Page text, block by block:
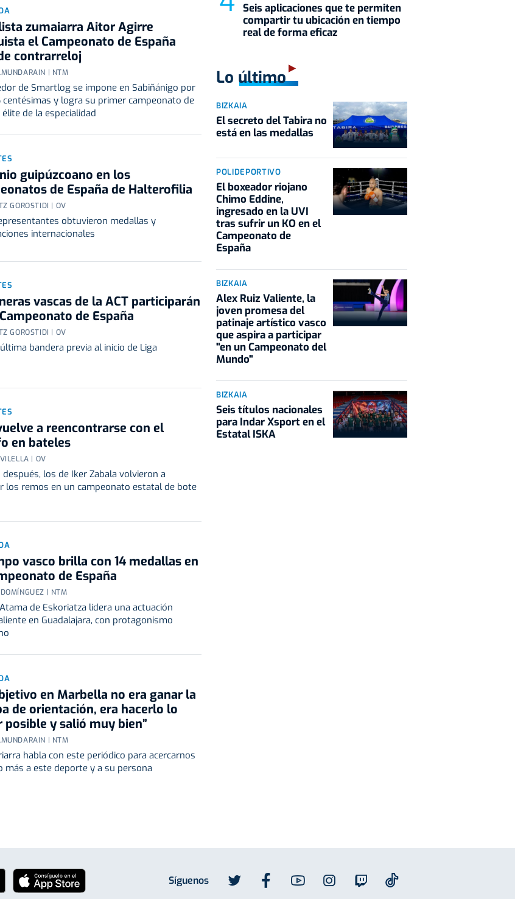
zumaiarra Aitor Agirre
el Campeonato de España
contrarreloj
| NTM
de Smartlog se impone en Sabiñánigo por
centésimas y logra su primer campeonato de
élite de la especialidad
guipúzcoano en los
de España de Halterofilia
GOROSTIDI | OV
obtuvieron medallas y
internacionales
vascas de la ACT participarán
de España
GOROSTIDI | OV
bandera previa al inicio de Liga
a reencontrarse con el
en bateles
| OV
después, los de Iker Zabala volvieron a
los remos en un campeonato estatal de bote
vasco brilla con 14 medallas en
de España
| NTM
de Eskoriatza lidera una actuación
en Guadalajara, con protagonismo
en Marbella no era ganar la
de orientación, era hacerlo lo
posible y salió muy bien”
| NTM
habla con este periódico para acercarnos
más a este deporte y a su persona
Seis aplicaciones que te permiten
compartir tu ubicación en tiempo
real de forma eficaz
Lo último
BIZKAIA
El secreto del Tabira no
está en las medallas
POLIDEPORTIVO
El boxeador riojano
Chimo Eddine,
ingresado en la UVI
tras sufrir un KO en el
Campeonato de
España
BIZKAIA
Alex Ruiz Valiente, la
joven promesa del
patinaje artístico vasco
que aspira a participar
"en un Campeonato del
Mundo"
BIZKAIA
Seis títulos nacionales
para Indar Xsport en el
Estatal ISKA
Síguenos